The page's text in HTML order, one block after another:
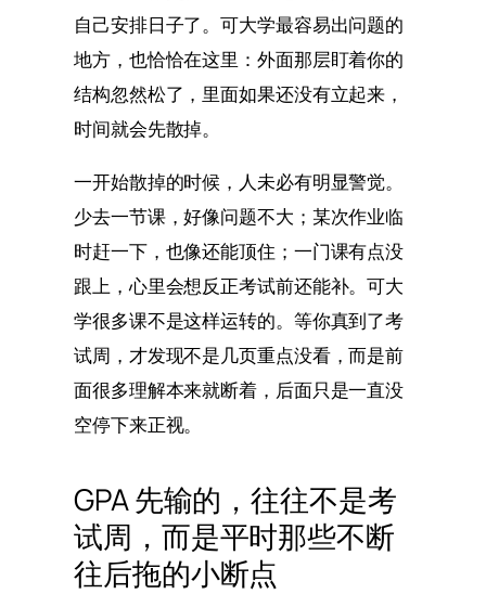
自己安排日子了。可大学最容易出问题的
地方，也恰恰在这里：外面那层盯着你的
结构忽然松了，里面如果还没有立起来，
时间就会先散掉。
一开始散掉的时候，人未必有明显警觉。
少去一节课，好像问题不大；某次作业临
时赶一下，也像还能顶住；一门课有点没
跟上，心里会想反正考试前还能补。可大
学很多课不是这样运转的。等你真到了考
试周，才发现不是几页重点没看，而是前
面很多理解本来就断着，后面只是一直没
空停下来正视。
GPA 先输的，往往不是考
试周，而是平时那些不断
往后拖的小断点